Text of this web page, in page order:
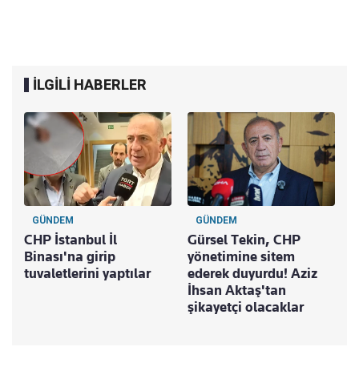
İLGİLİ HABERLER
GÜNDEM
CHP İstanbul İl
Binası'na girip
tuvaletlerini yaptılar
GÜNDEM
Gürsel Tekin, CHP
yönetimine sitem
ederek duyurdu! Aziz
İhsan Aktaş'tan
şikayetçi olacaklar